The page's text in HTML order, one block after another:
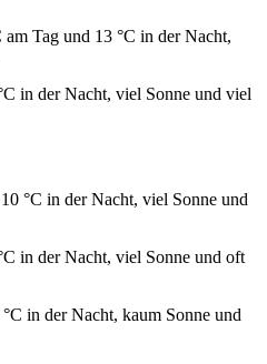
am Tag und 13 °C in der Nacht,
in der Nacht, viel Sonne und viel
°C in der Nacht, viel Sonne und
in der Nacht, viel Sonne und oft
in der Nacht, kaum Sonne und